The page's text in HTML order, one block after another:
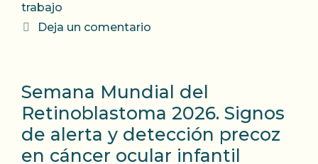
trabajo
Deja un comentario
Semana Mundial del
Retinoblastoma 2026. Signos
de alerta y detección precoz
en cáncer ocular infantil